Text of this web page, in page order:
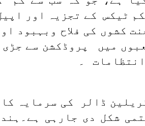
ٹیکس کے تجزیہ اور
کشوں کی فلاح وبہبود
میں پروڈکشن سے
۔
نیشنل انفراسٹرکچر پائپ لائن کے تحت
شکل دی جارہی